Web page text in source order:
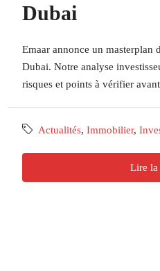
Dubai
Emaar annonce un masterplan
Dubai. Notre analyse
risques et points à vérifier avant
Actualités, Immobilier,
Lire la